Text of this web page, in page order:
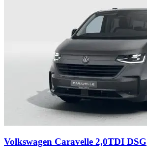
Volkswagen Caravelle 2,0TDI DSG